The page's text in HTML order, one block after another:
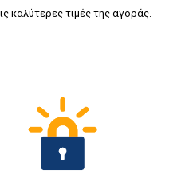
καλύτερες τιμές της αγοράς.